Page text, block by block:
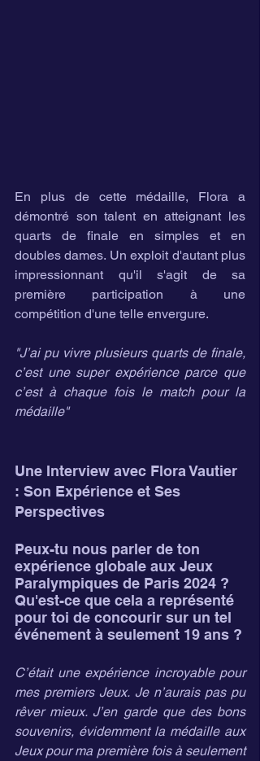
En plus de cette médaille, Flora a
démontré son talent en atteignant les
quarts de finale en simples et en
doubles dames. Un exploit d'autant plus
impressionnant qu'il s'agit de sa
première participation à une
compétition d'une telle envergure.
"J’ai pu vivre plusieurs quarts de finale,
c’est une super expérience parce que
c’est à chaque fois le match pour la
médaille"
Une Interview avec Flora Vautier
: Son Expérience et Ses
Perspectives
Peux-tu nous parler de ton
expérience globale aux Jeux
Paralympiques de Paris 2024 ?
Qu'est-ce que cela a représenté
pour toi de concourir sur un tel
événement à seulement 19 ans ?
C’était une expérience incroyable pour
mes premiers Jeux. Je n’aurais pas pu
rêver mieux. J’en garde que des bons
souvenirs, évidemment la médaille aux
Jeux pour ma première fois à seulement